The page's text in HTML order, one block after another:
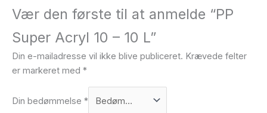
Vær den første til at anmelde “PP
Super Acryl 10 – 10 L”
Din e-mailadresse vil ikke blive publiceret. Krævede felter
er markeret med *
Din bedømmelse *